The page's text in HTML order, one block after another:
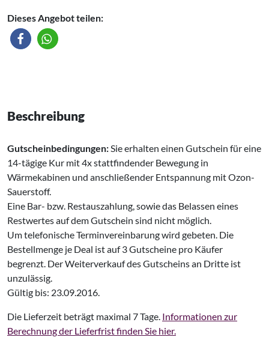
Dieses Angebot teilen:
Beschreibung
Gutscheinbedingungen: Sie erhalten einen Gutschein für eine
14-tägige Kur mit 4x stattfindender Bewegung in
Wärmekabinen und anschließender Entspannung mit Ozon-
Sauerstoff.
Eine Bar- bzw. Restauszahlung, sowie das Belassen eines
Restwertes auf dem Gutschein sind nicht möglich.
Um telefonische Terminvereinbarung wird gebeten. Die
Bestellmenge je Deal ist auf 3 Gutscheine pro Käufer
begrenzt. Der Weiterverkauf des Gutscheins an Dritte ist
unzulässig.
Gültig bis: 23.09.2016.
Die Lieferzeit beträgt maximal 7 Tage. Informationen zur
Berechnung der Lieferfrist finden Sie hier.